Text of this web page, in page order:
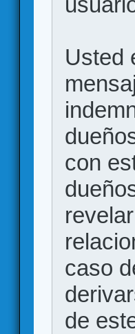
Usted
con
caso
de